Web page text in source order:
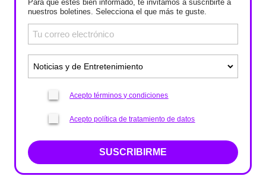
Para que estés bien informado, te invitamos a suscribirte a
nuestros boletines. Selecciona el que más te guste.
Acepto términos y condiciones
Acepto política de tratamiento de datos
SUSCRIBIRME